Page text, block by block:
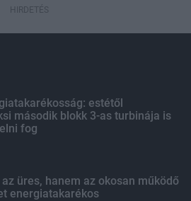
HIRDETÉS
estétől
második blokk 3-as turbinája is
fog
az üres, hanem az okosan működő
energiatakarékos